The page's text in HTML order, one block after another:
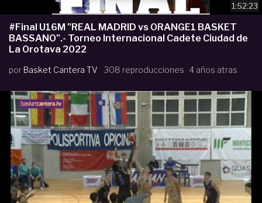
1:52:23
#Final U16M "REAL MADRID vs ORANGE1 BASKET
BASSANO".- Torneo Internacional Cadete Ciudad de
La Orotava 2022
por Basket Cantera TV 308 reproducciones 4 años atras